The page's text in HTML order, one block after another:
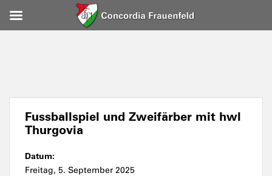
Fussballspiel und Zweifärber mit hwl
Thurgovia
Datum:
Freitag, 5. September 2025